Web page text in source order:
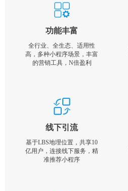
功能丰富
全行业、全生态、适用性
高，多种小程序场景，丰富
的营销工具，N倍盈利
线下引流
基于LBS地理位置，共享10
亿用户，连接线下服务，精
准推荐小程序